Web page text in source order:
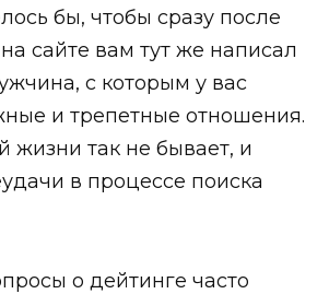
бы, чтобы сразу после
сайте вам тут же написал
с которым у вас
и трепетные отношения.
жизни так не бывает, и
в процессе поиска
о дейтинге часто